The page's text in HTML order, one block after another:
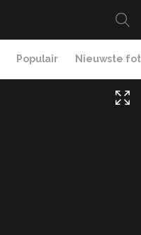
Populair Nieuwste